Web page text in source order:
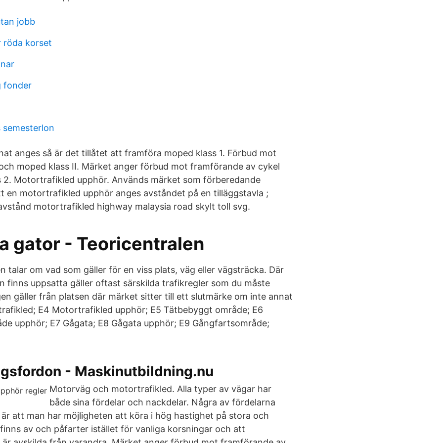
jobb
röda korset
fonder
semesterlon
anges så är det tillåtet att framföra moped klass 1. Förbud mot
moped klass II. Märket anger förbud mot framförande av cykel
2. Motortrafikled upphör. Används märket som förberedande
en motortrafikled upphör anges avståndet på en tilläggstavla ;
motortrafikled highway malaysia road skylt toll svg.
gator - Teoricentralen
talar om vad som gäller för en viss plats, väg eller vägsträcka. Där
finns uppsatta gäller oftast särskilda trafikregler som du måste
gäller från platsen där märket sitter till ett slutmärke om inte annat
E4 Motortrafikled upphör; E5 Tätbebyggt område; E6
upphör; E7 Gågata; E8 Gågata upphör; E9 Gångfartsområde;
- Maskinutbildning.nu
Motorväg och motortrafikled. Alla typer av vägar har
både sina fördelar och nackdelar. Några av fördelarna
att man har möjligheten att köra i hög hastighet på stora och
av och påfarter istället för vanliga korsningar och att